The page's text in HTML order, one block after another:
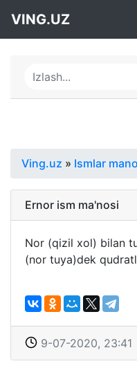
VING.UZ
Ving.uz » Ismlar
Ernor ism ma'nosi
Nor (qizil xol) bilan
(nor tuya)dek
9-07-2020, 23:41